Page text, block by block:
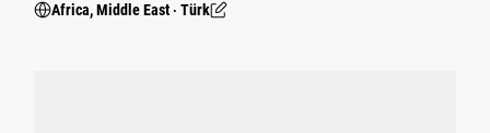
Africa, Middle East ‧ Türk